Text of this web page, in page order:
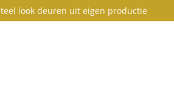
look deuren uit eigen productie